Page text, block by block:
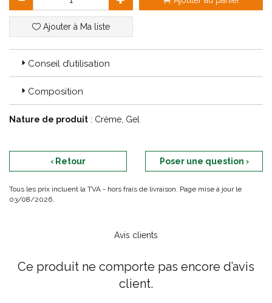
l'intégrité de la barrière cutanée et aide à retenir l'humidité. Il est
particulièrement efficace pour restaurer et renforcer la barrière
cutanée. Il limite la perte en eau de la peau et améliore la
Ajouter à Ma liste
Conseil d’utilisation
Composition
Nature de produit : Crème, Gel
‹ Retour Poser une question ›
Tous les prix incluent la TVA - hors frais de livraison. Page mise à jour le
03/08/2026.
Avis clients
Ce produit ne comporte pas encore d’avis
client.